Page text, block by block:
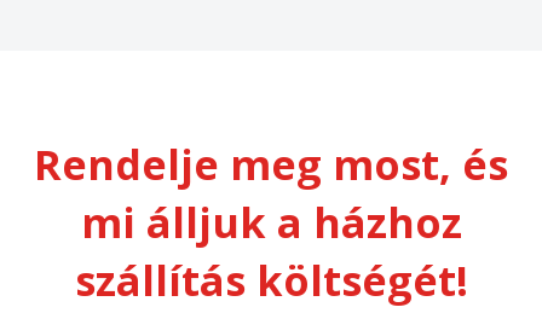
Rendelje meg most, és
mi álljuk a házhoz
szállítás költségét!